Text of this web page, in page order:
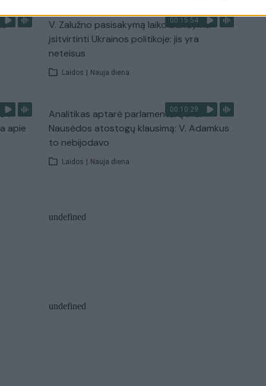
00:15:54
V. Zalužno pasisakymą laiko bandymu
įsitvirtinti Ukrainos politikoje: jis yra
neteisus
Laidos | Nauja diena
apie
00:10:29
Analitikas aptarė parlamentarų ir G.
Nausėdos atostogų klausimą: V. Adamkus
to nebijodavo
Laidos | Nauja diena